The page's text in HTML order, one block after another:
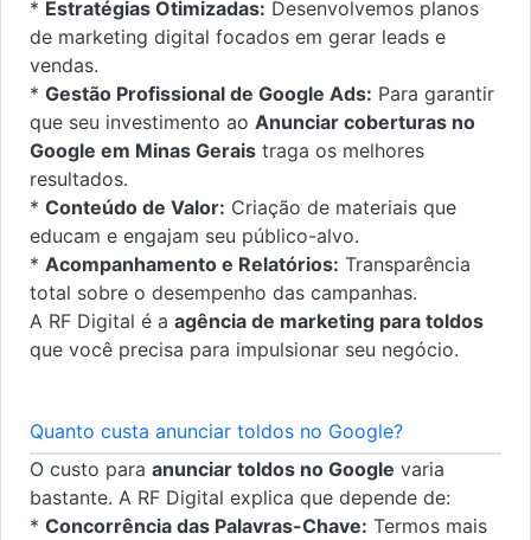
* Estratégias Otimizadas: Desenvolvemos planos
de marketing digital focados em gerar leads e
vendas.
* Gestão Profissional de Google Ads: Para garantir
que seu investimento ao Anunciar coberturas no
Google em Minas Gerais traga os melhores
resultados.
* Conteúdo de Valor: Criação de materiais que
educam e engajam seu público-alvo.
* Acompanhamento e Relatórios: Transparência
total sobre o desempenho das campanhas.
A RF Digital é a agência de marketing para toldos
que você precisa para impulsionar seu negócio.
Quanto custa anunciar toldos no Google?
O custo para anunciar toldos no Google varia
bastante. A RF Digital explica que depende de:
* Concorrência das Palavras-Chave: Termos mais